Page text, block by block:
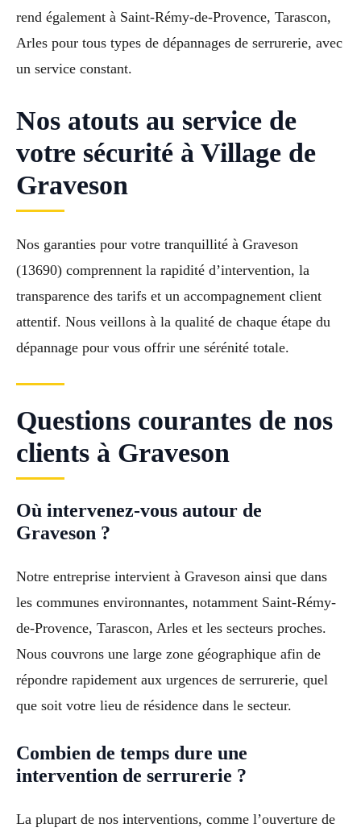
rend également à Saint-Rémy-de-Provence, Tarascon,
Arles pour tous types de dépannages de serrurerie, avec
un service constant.
Nos atouts au service de
votre sécurité à Village de
Graveson
Nos garanties pour votre tranquillité à Graveson
(13690) comprennent la rapidité d’intervention, la
transparence des tarifs et un accompagnement client
attentif. Nous veillons à la qualité de chaque étape du
dépannage pour vous offrir une sérénité totale.
Questions courantes de nos
clients à Graveson
Où intervenez-vous autour de
Graveson ?
Notre entreprise intervient à Graveson ainsi que dans
les communes environnantes, notamment Saint-Rémy-
de-Provence, Tarascon, Arles et les secteurs proches.
Nous couvrons une large zone géographique afin de
répondre rapidement aux urgences de serrurerie, quel
que soit votre lieu de résidence dans le secteur.
Combien de temps dure une
intervention de serrurerie ?
La plupart de nos interventions, comme l’ouverture de